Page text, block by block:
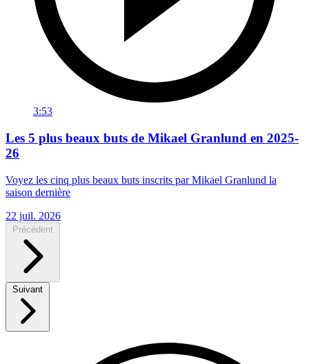
3:53
Les 5 plus beaux buts de Mikael Granlund en 2025-
26
Voyez les cinq plus beaux buts inscrits par Mikael Granlund la
saison dernière
22 juil. 2026
Précédent
Suivant